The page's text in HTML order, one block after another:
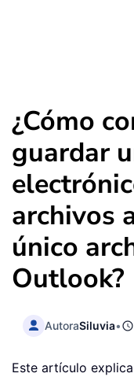
¿Cómo
guardar
archivos
único
Outlook?
AutoraSiluvia•
Este artículo